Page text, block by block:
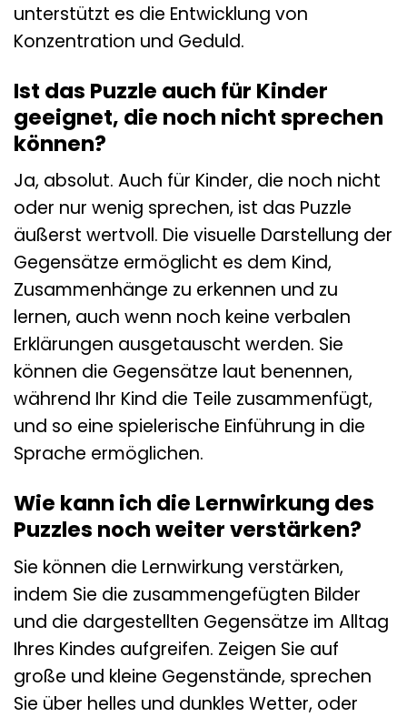
unterstützt es die Entwicklung von
Konzentration und Geduld.
Ist das Puzzle auch für Kinder
geeignet, die noch nicht sprechen
können?
Ja, absolut. Auch für Kinder, die noch nicht
oder nur wenig sprechen, ist das Puzzle
äußerst wertvoll. Die visuelle Darstellung der
Gegensätze ermöglicht es dem Kind,
Zusammenhänge zu erkennen und zu
lernen, auch wenn noch keine verbalen
Erklärungen ausgetauscht werden. Sie
können die Gegensätze laut benennen,
während Ihr Kind die Teile zusammenfügt,
und so eine spielerische Einführung in die
Sprache ermöglichen.
Wie kann ich die Lernwirkung des
Puzzles noch weiter verstärken?
Sie können die Lernwirkung verstärken,
indem Sie die zusammengefügten Bilder
und die dargestellten Gegensätze im Alltag
Ihres Kindes aufgreifen. Zeigen Sie auf
große und kleine Gegenstände, sprechen
Sie über helles und dunkles Wetter, oder